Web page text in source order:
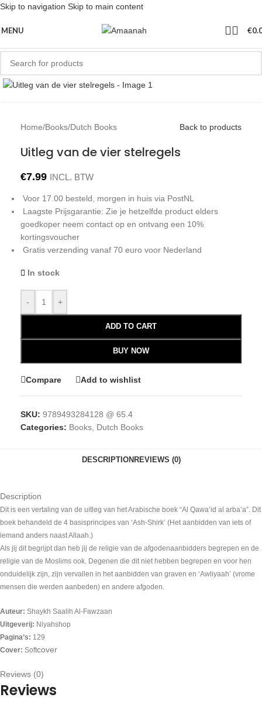
Skip to navigation Skip to main content
MENU €
Click to enlarge
Home/Books/Dutch Books Back to products
Uitleg van de vier stelregels
€7.99 INCL. BTW
Voor 17.00 besteld, morgen in huis via PostNL
Laagste Prijsgarantie: Zie je hetzelfde product elders
goedkoper neem contact op en ontvang een 10%
kortingsvoucher
Gratis verzending vanaf 70 euro voor Nederland
In stock
- +
ADD TO CART
BUY NOW
Compare Add to wishlist
SKU: 9789493284128 @ 65.4
Categories: Books, Dutch Books
DESCRIPTION REVIEWS (0)
Description
Dit is een vertaling van de uitleg van het Arabische boek “Al Qawa’id al arba’a”. Dit
boek behandeld de 4 basisprincipes van ‘Ash-Shirk’ (Het aanbidden van iets of
iemand anders naast Allaah.)
Als jij dit begrijpt dan heb jij de religie van de afgodenaanbidders begrepen en de
religie van de Moslims ook. Degenen die dit niet hebben begrepen en voor hen
onduidelijk zijn, zijn vervallen in het aanbidden van graven en ‘Awliyaah’ (vrome
mensen die werden aanbeden) en andere afgoden.
Auteur: Shaykh Saalih Al-Fawzaan
Uitgeverij: Niyahshop
Pagina’s: 129
Cover: Softcover
Reviews (0)
Reviews